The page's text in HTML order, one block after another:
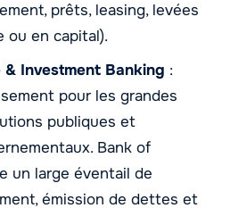
prêts, leasing, levées
ou en capital).
Investment Banking :
pour les grandes
publiques et
Bank of
un large éventail de
émission de dettes et